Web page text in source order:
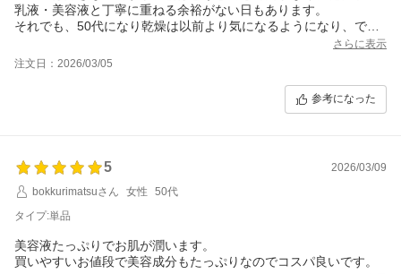
乳液・美容液と丁寧に重ねる余裕がない日もあります。
それでも、50代になり乾燥は以前より気になるようになり、でき
楽天スーパーSALEでお得になっていたのをきっかけに購入しまし
オールインワンタイプなら、忙しい朝でも無理なく続けられそう
した使い心地。
朝はパックしている約15分の間に髪を整えたり、身支度を進めた
りしています。
時間を有効に使えるのが思った以上に助かっています。
保湿感もあり、乾燥肌の私にはちょうど良い印象です。
オールインワンですが、肌の調子によってはクリームを軽く重ね
さらに表示
注文日：2026/03/05
参考になった
5
2026/03/09
bokkurimatsuさん
女性
50代
タイプ:単品
美容液たっぷりでお肌が潤います。
買いやすいお値段で美容成分もたっぷりなのでコスパ良いです。